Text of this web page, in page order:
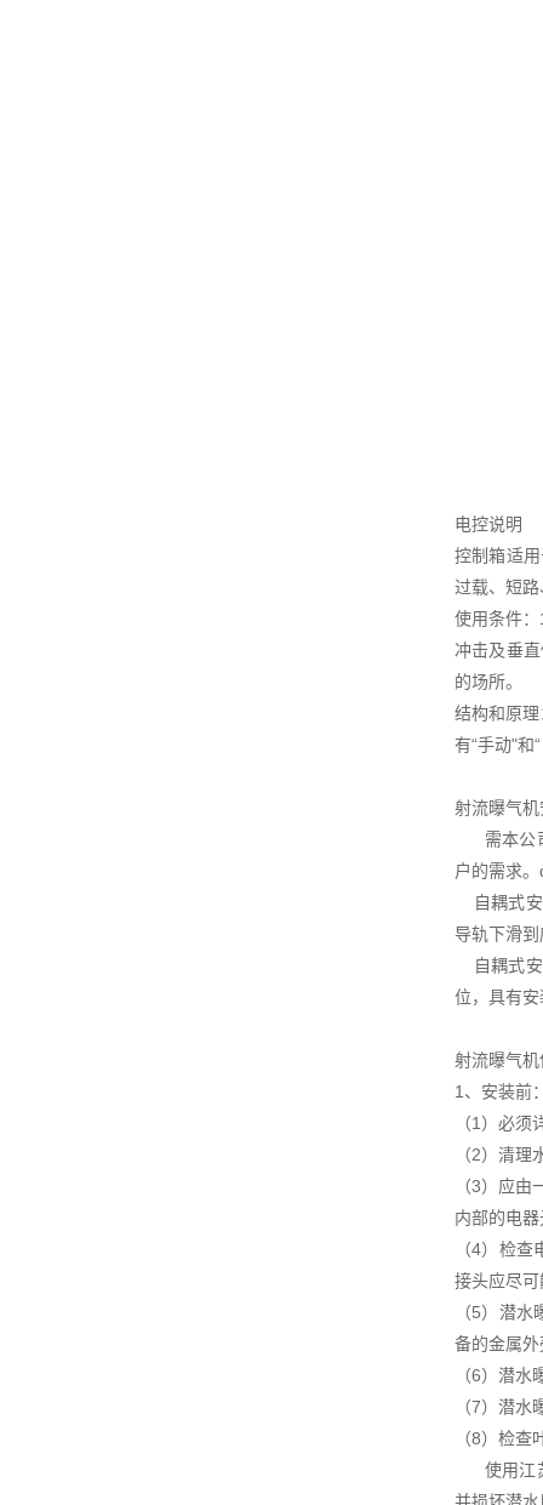
电控说明
控制箱适
过载、短
使用条件
冲击及垂
的场所。
结构和原
有“手动"和
射流曝气
需本公司
户的需求
自耦式安
导轨下滑
自耦式安
位，具有
射流曝气
1、安装前
（1）必
（2）清
（3）应
内部的电
（4）检
接头应尽
（5）潜
备的金属
（6）潜
（7）潜
（8）检查
使用江苏